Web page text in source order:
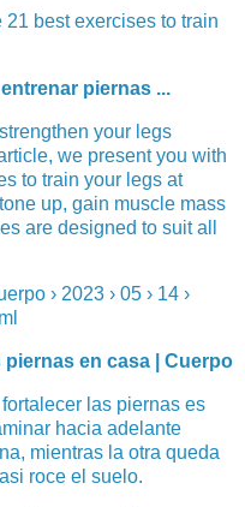
21 best exercises to train
piernas ...
your legs
we present you with
to train your legs at
up, gain muscle mass
are designed to suit all
› 2023 › 05 › 14 ›
en casa | Cuerpo
las piernas es
hacia adelante
mientras la otra queda
roce el suelo.